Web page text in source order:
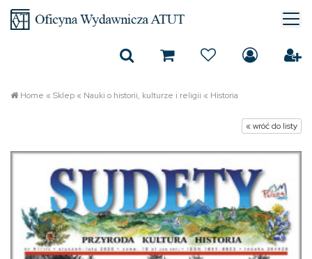
Home «Sklep« Nauki o historii, kulturze i religii « Historia
« wróć do listy